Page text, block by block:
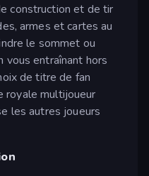
construction et de tir
armes et cartes au
le sommet ou
vous entraînant hors
de titre de fan
royale multijoueur
les autres joueurs